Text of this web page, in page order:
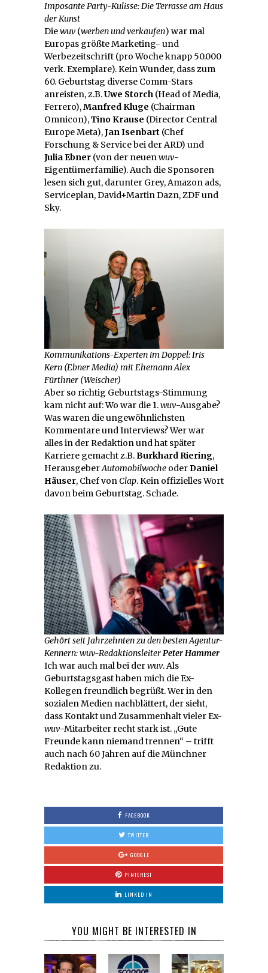
Imposante Party-Kulisse: Die Terrasse am Haus
der Kunst
Diewuv (werben und verkaufen) war mal
Europas größte Marketing- und
Werbezeitschrift (pro Woche knapp 50.000
verk. Exemplare). Kein Wunder, dass zum
60. Geburtstag diverse Comm-Stars
anreisten, z.B.Uwe Storch (Head of Media,
Ferrero),Manfred Kluge (Chairman
Omnicon),Tino Krause (Director Central
Europe Meta),Jan Isenbart (Chef
Forschung & Service bei der ARD) und
Julia Ebner (von der neuenwuv-
Eigentümerfamilie). Auch die Sponsoren
lesen sich gut, darunter Grey, Amazon ads,
Serviceplan, David+Martin Dazn, ZDF und
Sky.
Kommunikations-Experten im Doppel: Iris
Kern (Ebner Media) mit Ehemann Alex
Fürthner (Weischer)
Aber so richtig Geburtstags-Stimmung
kam nicht auf: Wo war die 1.wuv-Ausgabe?
Was waren die ungewöhnlichsten
Kommentare und Interviews? Wer war
alles in der Redaktion und hat später
Karriere gemacht z.B.Burkhard Riering,
HerausgeberAutomobilwoche oderDaniel
Häuser, Chef vonClap. Kein offizielles Wort
davon beim Geburtstag. Schade.
Gehört seit Jahrzehnten zu den besten Agentur-
Kennern: wuv-RedaktionsleiterPeter Hammer
Ich war auch mal bei derwuv. Als
Geburtstagsgast haben mich die Ex-
Kollegen freundlich begrüßt. Wer in den
sozialen Medien nachblättert, der sieht,
dass Kontakt und Zusammenhalt vieler Ex-
wuv-Mitarbeiter recht stark ist. „Gute
Freunde kann niemand trennen“ – trifft
auch nach 60 Jahren auf die Münchner
Redaktion zu.
FACEBOOK
TWITTER
GOOGLE
PINTEREST
LINKED IN
YOU MIGHT BE INTERESTED IN